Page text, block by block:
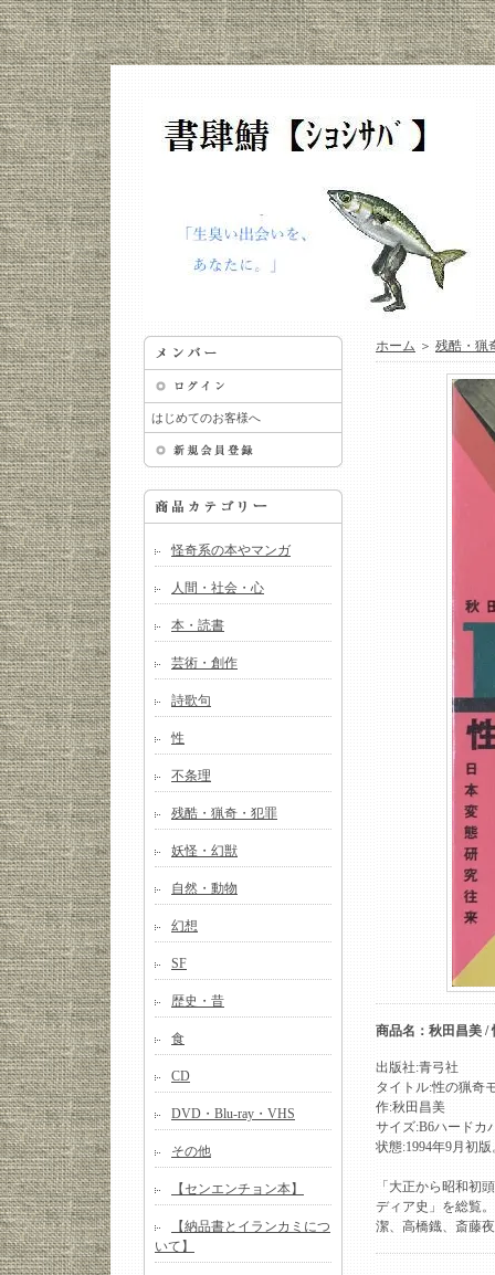
はじめてのお客様へ
怪奇系の本やマンガ
人間・社会・心
本・読書
芸術・創作
詩歌句
性
不条理
残酷・猟奇・犯罪
妖怪・幻獣
自然・動物
幻想
SF
歴史・昔
食
CD
DVD・Blu-ray・VHS
その他
【センエンチョン本】
【納品書とイランカミにつ
いて】
ホーム ＞ 残酷・猟
商品名：秋田昌美 /
出版社:青弓社
タイトル:性の猟
作:秋田昌美
サイズ:B6ハードカ
状態:1994年9月初
「大正から昭和初
ディア史」を総覧
潔、高橋鐡、斎藤